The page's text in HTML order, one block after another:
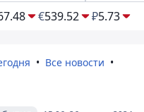
€539.52 ₽5.73
Все новости